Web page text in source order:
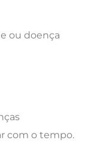
ou doença
com o tempo.